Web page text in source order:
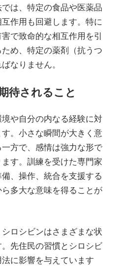
は、特定の食品や医薬品
作用も回避します。特に
で致命的な相互作用を引
め、特定の薬剤（抗うつ
なりません。
待されること
や自分の内なる経験に対
。小さな瞬間が大きく意
方で、感情は強力な形で
す。訓練を受けた専門家
、操作、統合を支援する
多大な意味を得ることが
ロシビンはさまざまな状
先住民の習慣とシロシビ
に影響を与えています